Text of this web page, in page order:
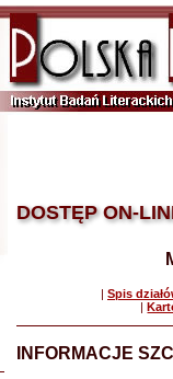
DOSTĘP ON-
| Spis
|
INFORMACJE